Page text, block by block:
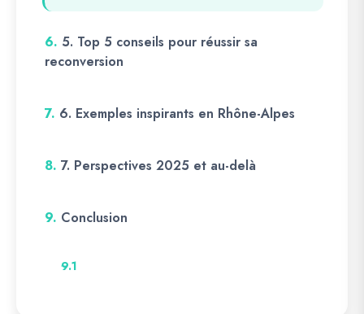
6. 5. Top 5 conseils pour réussir sa
reconversion
7. 6. Exemples inspirants en Rhône-Alpes
8. 7. Perspectives 2025 et au-delà
9. Conclusion
9.1